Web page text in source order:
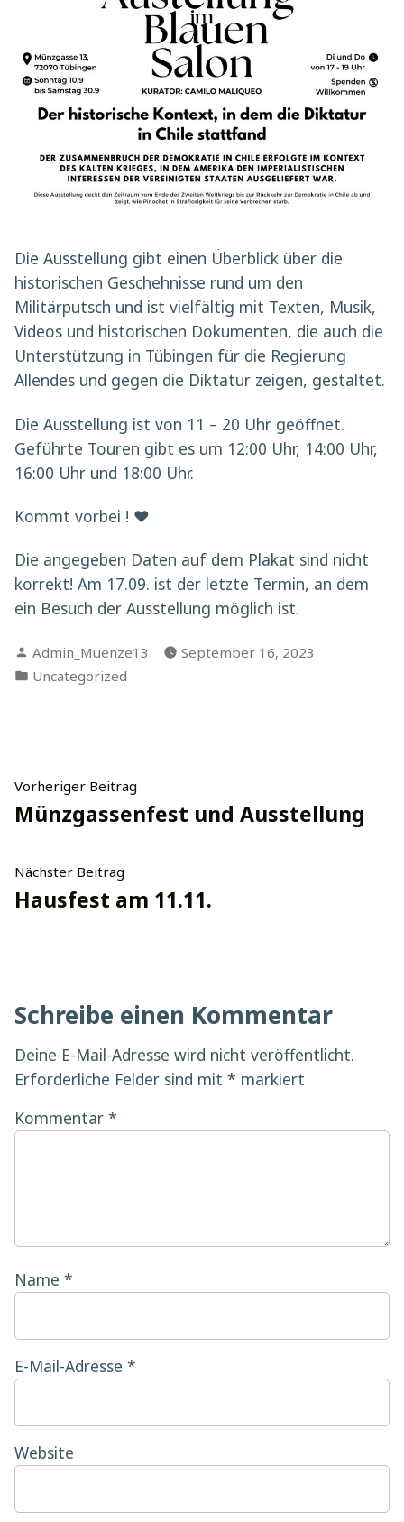
Die Ausstellung gibt einen Überblick über die
historischen Geschehnisse rund um den
Militärputsch und ist vielfältig mit Texten, Musik,
Videos und historischen Dokumenten, die auch die
Unterstützung in Tübingen für die Regierung
Allendes und gegen die Diktatur zeigen, gestaltet.
Die Ausstellung ist von 11 – 20 Uhr geöffnet.
Geführte Touren gibt es um 12:00 Uhr, 14:00 Uhr,
16:00 Uhr und 18:00 Uhr.
Kommt vorbei ! ♥
Die angegeben Daten auf dem Plakat sind nicht
korrekt! Am 17.09. ist der letzte Termin, an dem
ein Besuch der Ausstellung möglich ist.
Verfasst
von
Admin_Muenze13
September 16, 2023
Veröffentlicht
Uncategorized
Beitragsnavigation
Vorheriger BeitragVorheriger
Beitrag:
Münzgassenfest und Ausstellung
Nächster BeitragNächster
Beitrag:
Hausfest am 11.11.
Schreibe einen Kommentar
Deine E-Mail-Adresse wird nicht veröffentlicht.
Erforderliche Felder sind mit * markiert
Kommentar *
Name *
E-Mail-Adresse *
Website